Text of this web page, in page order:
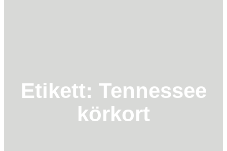
Etikett: Tennessee
körkort